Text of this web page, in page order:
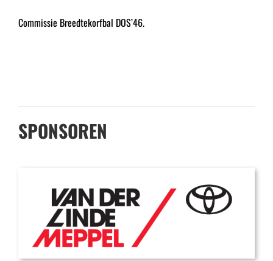
Commissie Breedtekorfbal DOS’46.
SPONSOREN